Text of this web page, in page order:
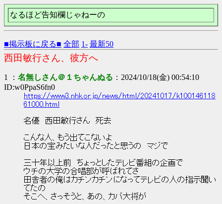
なるほど告知欄じゃねーの
■掲示板に戻る■ 全部 1- 最新50
西田敏行さん、彼方へ
1 ： 名無しさん＠１ちゃんぬる ：2024/10/18(金) 00:54:10
ID:w0PpaS6fn0
https://www3.nhk.or.jp/news/html/20241017/k100146118
61000.html
名優 西田敏行さん 死去
こんな人、もう出てこないよ
日本の宝みたいな人だったと思うの マジで
三十年以上前 ちょっとしたテレビ番組の企画で
ウチの大学の合唱部が呼ばれてさ
田舎者の俺はカチンカチンになってテレビの人の指示聞い
てたの
そこへ、さっそうと、あの、カバ大将が